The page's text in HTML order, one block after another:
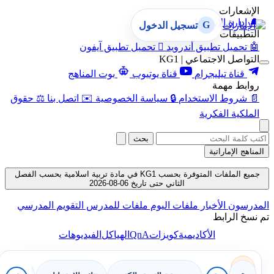
الإشعارات
🔔 إدارة الإشعارات
التطبيقات
🤖 تحميل تطبيق أندرويد  تحميل تطبيق آيفون
التواصل الاجتماعي | KG1
قناة تيليجرام
قناة يوتيوب
بوت المناهج
روابط مهمة
📄 شروط الاستخدام 🔒 سياسة الخصوصية ✉️ اتصل بنا ⚖️ حقوق
الملكية الفكرية
G تسجيل الدخول
بحث
المناهج الإماراتية
جميع الملفات المتوفرة بحسب KG1 في مادة تربية اسلامية بحسب الفصل
الثاني حتى تاريخ 06-08-2026
المدرسون الأخبار ملفات اليوم ملفات للمدرس التقويم المدرسي
تم نسخ الرابط
الأكاديميةكويزاتQnAالهياكلالفيديوهات